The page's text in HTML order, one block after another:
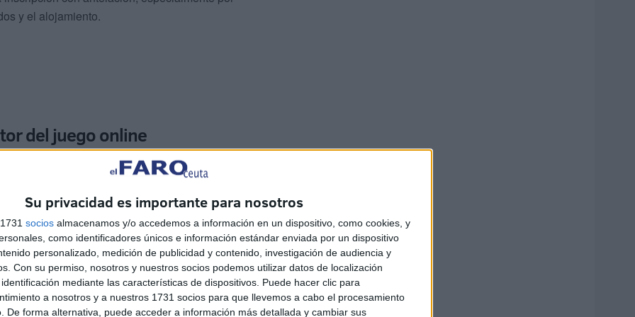
Su privacidad es importante para nosotros
socios almacenamos y/o accedemos a información en un dispositivo, como cookies, y
como identificadores únicos e información estándar enviada por un dispositivo
personalizado, medición de publicidad y contenido, investigación de audiencia y
Con su permiso, nosotros y nuestros socios podemos utilizar datos de localización
mediante las características de dispositivos. Puede hacer clic para
a nosotros y a nuestros 1731 socios para que llevemos a cabo el procesamiento
De forma alternativa, puede acceder a información más detallada y cambiar sus
y el alojamiento.
del juego online
Teatro Auditorio del Revellín, donde se darán cita
empresas tecnológicas para abordar los desafíos y
En su edición anterior, Bet On Ceuta reunió a más de
espera superar esa cifra.